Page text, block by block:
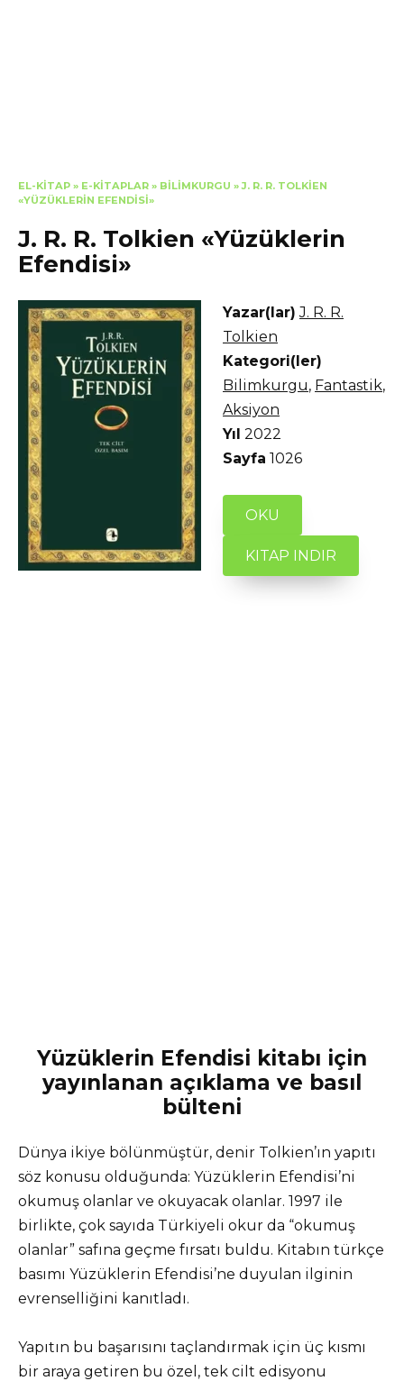
EL-KITAP » E-KITAPLAR » BILIMKURGU »J. R. R. TOLKIEN
«YÜZÜKLERIN EFENDISI»
J. R. R. Tolkien «Yüzüklerin
Efendisi»
Yazar(lar) J. R. R.
Tolkien
Kategori(ler)
Bilimkurgu, Fantastik,
Aksiyon
Yıl 2022
Sayfa 1026
OKU
KITAP INDIR
Yüzüklerin Efendisi kitabı için
yayınlanan açıklama ve basıl
bülteni
Dünya ikiye bölünmüştür, denir Tolkien’ın yapıtı
söz konusu olduğunda: Yüzüklerin Efendisi’ni
okumuş olanlar ve okuyacak olanlar. 1997 ile
birlikte, çok sayıda Türkiyeli okur da “okumuş
olanlar” safına geçme fırsatı buldu. Kitabın türkçe
basımı Yüzüklerin Efendisi’ne duyulan ilginin
evrenselliğini kanıtladı.
Yapıtın bu başarısını taçlandırmak için üç kısmı
bir araya getiren bu özel, tek cilt edisyonu